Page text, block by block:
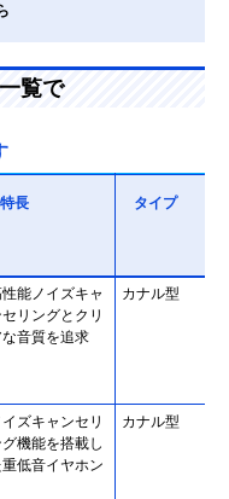
覧で
特長 タイプ
能ノイズキャ
セリングとクリ
な音質を追求
カナル型
イズキャンセリ
グ機能を搭載し
低音イヤホン
カナル型